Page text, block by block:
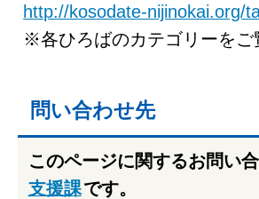
http://kosodate-nijinokai.org/
※各ひろばのカテゴリーをご
問い合わせ先
このページに関するお問い
支援課です。